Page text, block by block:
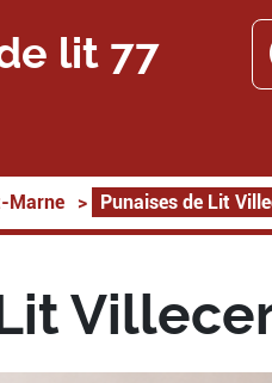
lit 77
Marne > Punaises de Lit